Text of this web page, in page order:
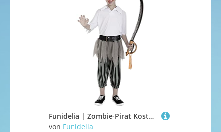
Funidelia | Zombie-Pirat Kostüm für Jungen Untoter, Halloween, Horror - Kostüm für Kinder & Verkleidung für Partys, Karneval & Halloween - Größe 5-6 Jahre - Schwarz
von Funidelia